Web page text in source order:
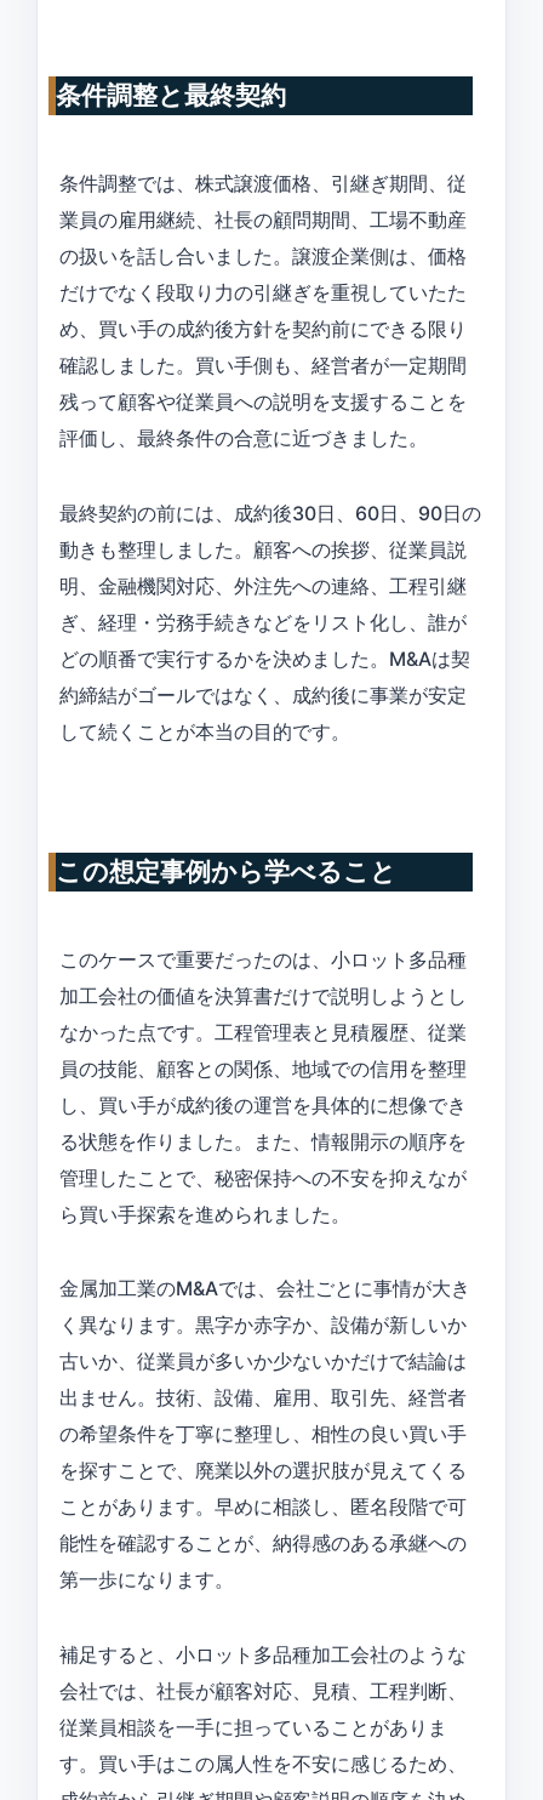
条件調整と最終契約
条件調整では、株式譲渡価格、引継ぎ期間、従
業員の雇用継続、社長の顧問期間、工場不動産
の扱いを話し合いました。譲渡企業側は、価格
だけでなく段取り力の引継ぎを重視していたた
め、買い手の成約後方針を契約前にできる限り
確認しました。買い手側も、経営者が一定期間
残って顧客や従業員への説明を支援することを
評価し、最終条件の合意に近づきました。
最終契約の前には、成約後30日、60日、90日の
動きも整理しました。顧客への挨拶、従業員説
明、金融機関対応、外注先への連絡、工程引継
ぎ、経理・労務手続きなどをリスト化し、誰が
どの順番で実行するかを決めました。M&Aは契
約締結がゴールではなく、成約後に事業が安定
して続くことが本当の目的です。
この想定事例から学べること
このケースで重要だったのは、小ロット多品種
加工会社の価値を決算書だけで説明しようとし
なかった点です。工程管理表と見積履歴、従業
員の技能、顧客との関係、地域での信用を整理
し、買い手が成約後の運営を具体的に想像でき
る状態を作りました。また、情報開示の順序を
管理したことで、秘密保持への不安を抑えなが
ら買い手探索を進められました。
金属加工業のM&Aでは、会社ごとに事情が大き
く異なります。黒字か赤字か、設備が新しいか
古いか、従業員が多いか少ないかだけで結論は
出ません。技術、設備、雇用、取引先、経営者
の希望条件を丁寧に整理し、相性の良い買い手
を探すことで、廃業以外の選択肢が見えてくる
ことがあります。早めに相談し、匿名段階で可
能性を確認することが、納得感のある承継への
第一歩になります。
補足すると、小ロット多品種加工会社のような
会社では、社長が顧客対応、見積、工程判断、
従業員相談を一手に担っていることがありま
す。買い手はこの属人性を不安に感じるため、